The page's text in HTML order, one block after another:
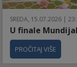
SREDA, 15.07.2026 |
U finale
PROČITAJ VIŠE